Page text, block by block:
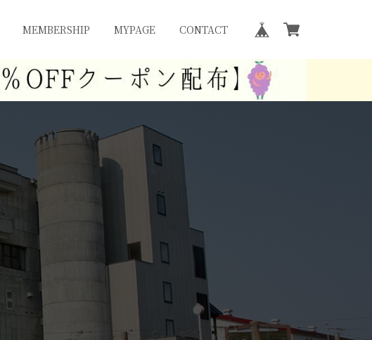
MEMBERSHIP MYPAGE CONTACT